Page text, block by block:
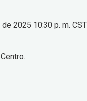
2025 10:30 p. m. CST